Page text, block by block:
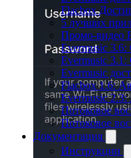
Flacbox
5 лучших
Промо-видео
Evermusic 3.6:
Evermusic 3.1:
Evermusic
Flacbox 1.6:
Evermusic 2.3:
Потоковое
Потоковое
Документация
Инструкции